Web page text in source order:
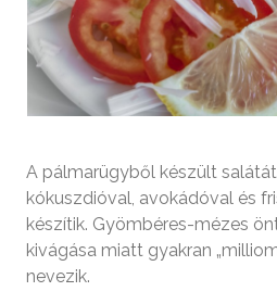
A pálmarügyből készült
kókuszdióval, avokádóval és
készítik. Gyömbéres-mézes
kivágása miatt gyakran
nevezik.